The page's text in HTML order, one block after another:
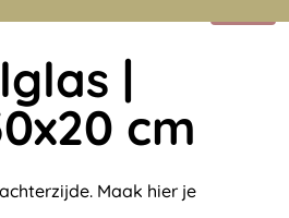
|
cm
Maak hier je